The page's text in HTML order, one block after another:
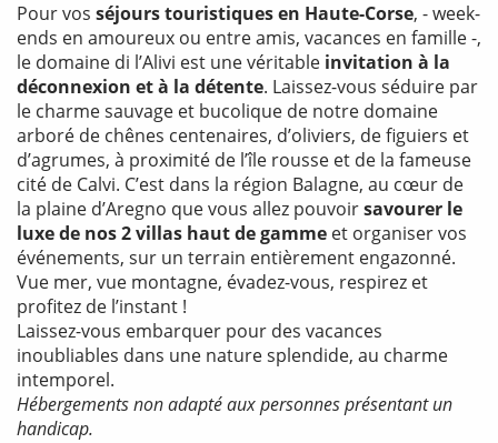
Pour vos séjours touristiques en Haute-Corse, - week-
ends en amoureux ou entre amis, vacances en famille -,
le domaine di l’Alivi est une véritable invitation à la
déconnexion et à la détente. Laissez-vous séduire par
le charme sauvage et bucolique de notre domaine
arboré de chênes centenaires, d’oliviers, de figuiers et
d’agrumes, à proximité de l’île rousse et de la fameuse
cité de Calvi. C’est dans la région Balagne, au cœur de
la plaine d’Aregno que vous allez pouvoirsavourer le
luxe de nos 2 villas haut de gamme et organiser vos
événements, sur un terrain entièrement engazonné.
Vue mer, vue montagne, évadez-vous, respirez et
profitez de l’instant !
Laissez-vous embarquer pour des vacances
inoubliables dans une nature splendide, au charme
intemporel.
Hébergements non adapté aux personnes présentant un
handicap.